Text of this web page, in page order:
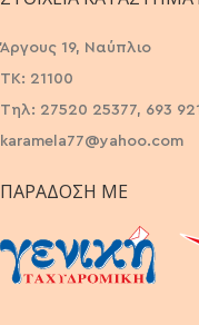
Άργους 19, Ναύπλιο
ΤΚ: 21100
Τηλ: 27520 25377, 693
karamela77@yahoo.com
ΠΑΡΆΔΟΣΗ ΜΕ